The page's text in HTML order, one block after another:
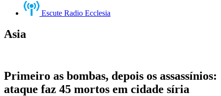
Escute Radio Ecclesia
Asia
Primeiro as bombas, depois os assassínios:
ataque faz 45 mortos em cidade síria